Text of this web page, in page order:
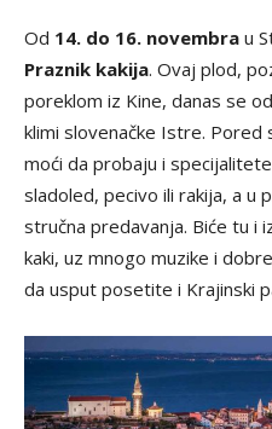
Od 14. do 16. novembra u
Praznik kakija. Ovaj plod,
poreklom iz Kine, danas se
klimi slovenačke Istre. Pored
moći da probaju i
sladoled, pecivo ili rakija, a u
stručna predavanja. Biće tu i
kaki, uz mnogo muzike i
da usput posetite i Krajinski